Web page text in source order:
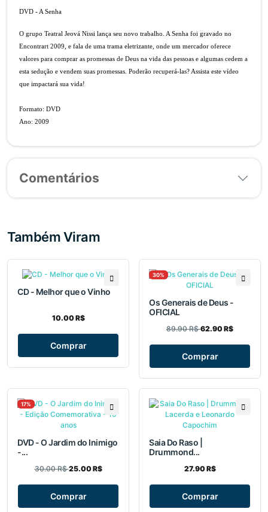
DVD - A Senha
O grupo Teatral Jeová Nissi lança seu novo trabalho. A Senha foi gravado no
Encontrart 2009, e fala de uma trama eletrizante, onde um mercador oferece
valores para comprar as promessas de Deus na vida das pessoas e algumas cedem a
esta sedução e vendem suas promessas. Poderão recuperá-las? Assista este vídeo
que impactará sua vida!
Formato: DVD
Ano: 2009
Comentários
Também Viram
CD - Melhor que o Vinho
10.00 R$
Comprar
30%
Os Generais de Deus -
OFICIAL
89.90 R$62.90 R$
Comprar
17%
DVD - O Jardim do Inimigo
-...
30.00 R$25.00 R$
Comprar
Saia Do Raso |
Drummond...
27.90 R$
Comprar